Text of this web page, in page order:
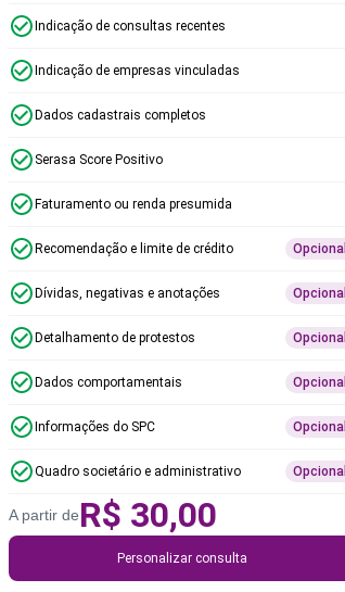
Indicação de consultas recentes
Indicação de empresas vinculadas
Dados cadastrais completos
Serasa Score Positivo
Faturamento ou renda presumida
Recomendação e limite de crédito Opcional
Dívidas, negativas e anotações Opcional
Detalhamento de protestos Opcional
Dados comportamentais Opcional
Informações do SPC Opcional
Quadro societário e administrativo Opcional
A partir deR$ 30,00
Personalizar consulta